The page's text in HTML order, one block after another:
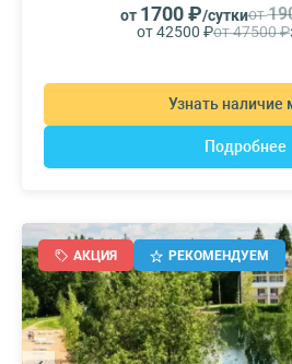
от 1700 ₽/суткиот
от 42500 ₽от 47500 ₽
Узнать наличие
Подробнее
АКЦИЯ РЕКОМЕНДУЕМ